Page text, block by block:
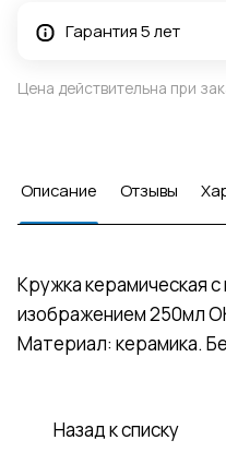
Гарантия 5 лет
Цена действительна при
Описание Отзывы
Кружка керамическая
изображением 250мл
Материал: керамика.
Назад к списку